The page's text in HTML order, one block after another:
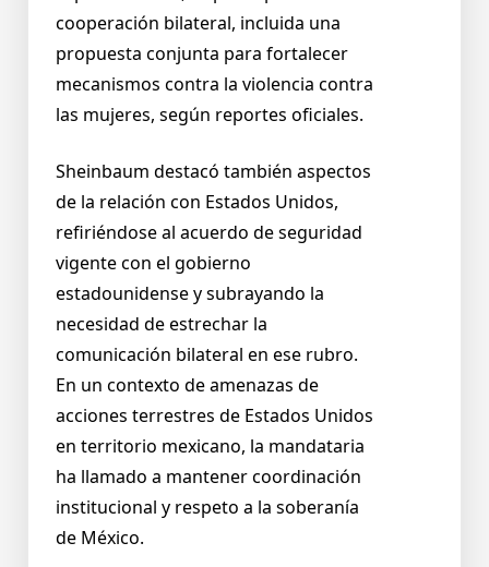
cooperación bilateral, incluida una
propuesta conjunta para fortalecer
mecanismos contra la violencia contra
las mujeres, según reportes oficiales.
Sheinbaum destacó también aspectos
de la relación con Estados Unidos,
refiriéndose al acuerdo de seguridad
vigente con el gobierno
estadounidense y subrayando la
necesidad de estrechar la
comunicación bilateral en ese rubro.
En un contexto de amenazas de
acciones terrestres de Estados Unidos
en territorio mexicano, la mandataria
ha llamado a mantener coordinación
institucional y respeto a la soberanía
de México.